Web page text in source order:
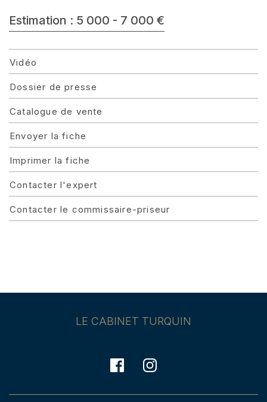
Estimation : 5 000 - 7 000 €
Vidéo
Dossier de presse
Catalogue de vente
Envoyer la fiche
Imprimer la fiche
Contacter l'expert
Contacter le commissaire-priseur
LE CABINET TURQUIN